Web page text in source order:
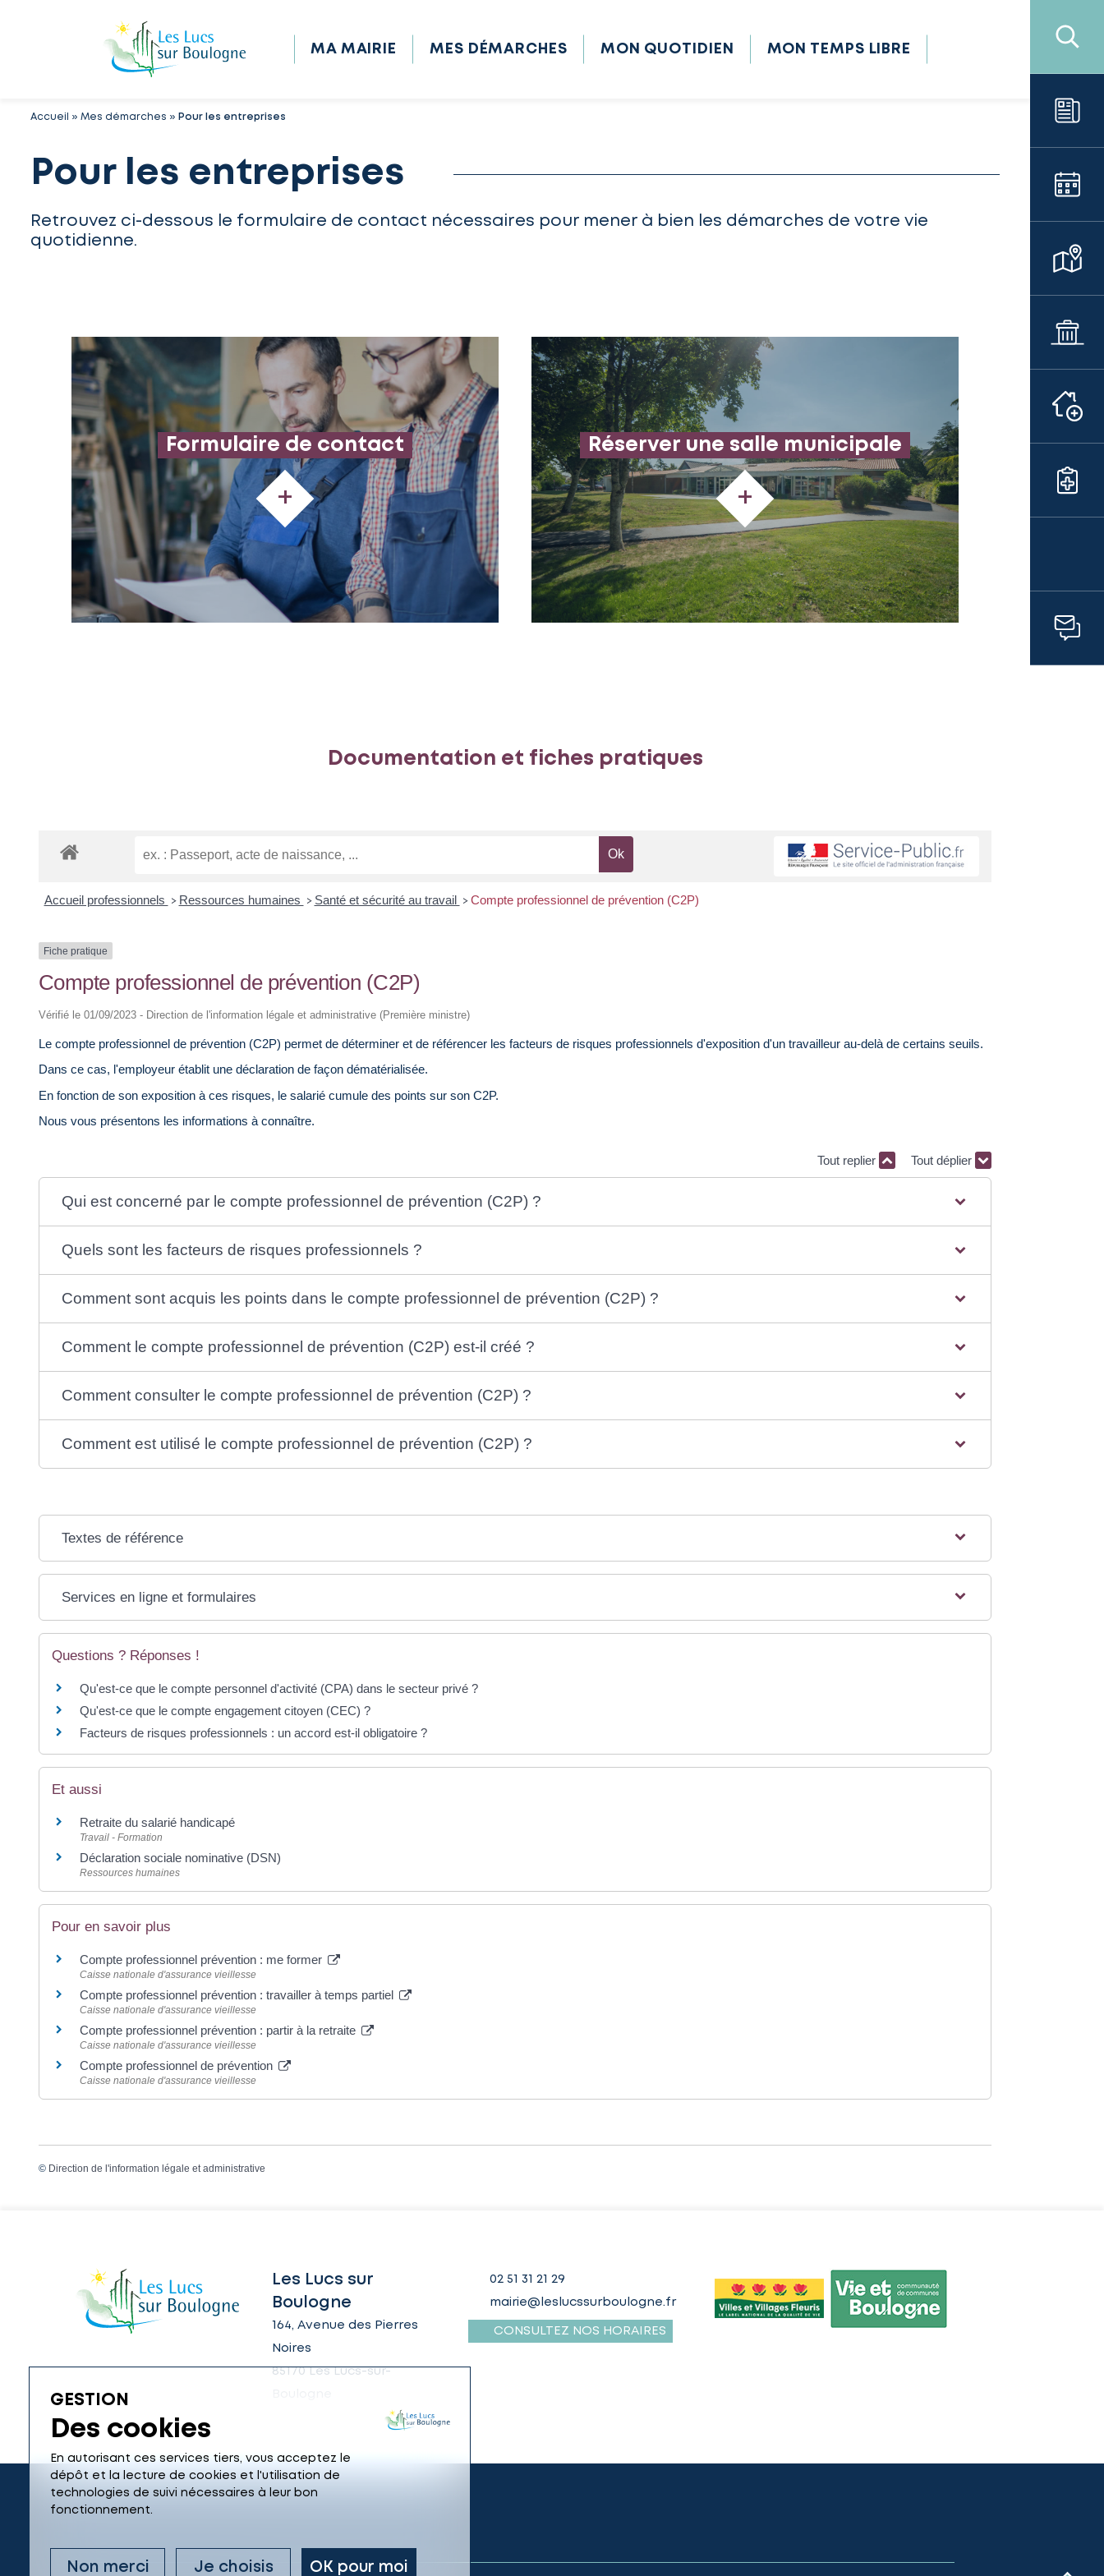
MA MAIRIE MES DÉMARCHES MON QUOTIDIEN MON TEMPS LIBRE
Accueil » Mes démarches » Pour les entreprises
Pour les entreprises
Retrouvez ci-dessous le formulaire de contact nécessaires pour mener à bien les démarches de votre vie
quotidienne.
Formulaire de contact
+
Réserver une salle municipale
+
Documentation et fiches pratiques
Accueil professionnels > Ressources humaines > Santé et sécurité au travail > Compte professionnel de prévention (C2P)
Fiche pratique
Compte professionnel de prévention (C2P)
Vérifié le 01/09/2023 - Direction de l'information légale et administrative (Première ministre)
Le compte professionnel de prévention (C2P) permet de déterminer et de référencer les facteurs de risques professionnels d'exposition d'un travailleur au-delà de certains seuils.
Dans ce cas, l'employeur établit une déclaration de façon dématérialisée.
En fonction de son exposition à ces risques, le salarié cumule des points sur son C2P.
Nous vous présentons les informations à connaître.
Tout replier Tout déplier
Qui est concerné par le compte professionnel de prévention (C2P) ?
Quels sont les facteurs de risques professionnels ?
Comment sont acquis les points dans le compte professionnel de prévention (C2P) ?
Comment le compte professionnel de prévention (C2P) est-il créé ?
Comment consulter le compte professionnel de prévention (C2P) ?
Comment est utilisé le compte professionnel de prévention (C2P) ?
Textes de référence
Services en ligne et formulaires
Questions ? Réponses !
Qu'est-ce que le compte personnel d'activité (CPA) dans le secteur privé ?
Qu'est-ce que le compte engagement citoyen (CEC) ?
Facteurs de risques professionnels : un accord est-il obligatoire ?
Et aussi
Retraite du salarié handicapé
Travail - Formation
Déclaration sociale nominative (DSN)
Ressources humaines
Pour en savoir plus
Compte professionnel prévention : me former
Caisse nationale d'assurance vieillesse
Compte professionnel prévention : travailler à temps partiel
Caisse nationale d'assurance vieillesse
Compte professionnel prévention : partir à la retraite
Caisse nationale d'assurance vieillesse
Compte professionnel de prévention
Caisse nationale d'assurance vieillesse
© Direction de l'information légale et administrative
Les Lucs sur
Boulogne
164, Avenue des Pierres
Noires
85170 Les Lucs-sur-
02 51 31 21 29
mairie@leslucssurboulogne.fr
CONSULTEZ NOS HORAIRES
GESTION
Des cookies
En autorisant ces services tiers, vous acceptez le
dépôt et la lecture de cookies et l'utilisation de
technologies de suivi nécessaires à leur bon
fonctionnement.
Non merci Je choisis OK pour moi